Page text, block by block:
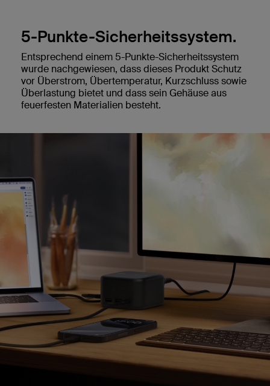
5-Punkte-Sicherheitssystem.
Entsprechend einem 5-Punkte-Sicherheitssystem
wurde nachgewiesen, dass dieses Produkt Schutz
vor Überstrom, Übertemperatur, Kurzschluss sowie
Überlastung bietet und dass sein Gehäuse aus
feuerfesten Materialien besteht.